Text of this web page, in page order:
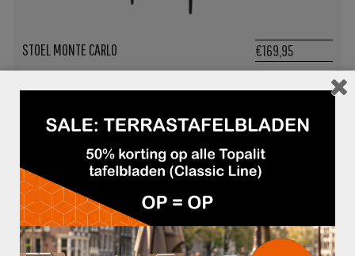
STOEL MONTE CARLO €169,95